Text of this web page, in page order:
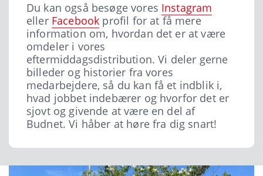
Du kan også besøge vores Instagram
eller Facebook profil for at få mere
information om, hvordan det er at være
omdeler i vores
eftermiddagsdistribution. Vi deler gerne
billeder og historier fra vores
medarbejdere, så du kan få et indblik i,
hvad jobbet indebærer og hvorfor det er
sjovt og givende at være en del af
Budnet. Vi håber at høre fra dig snart!